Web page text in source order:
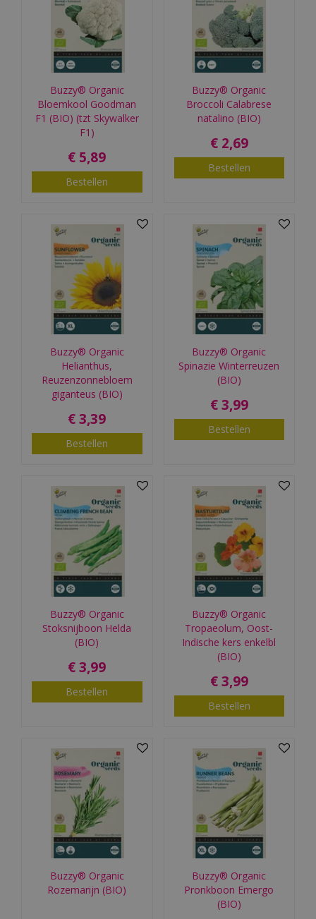
Buzzy® Organic
Bloemkool Goodman
F1 (BIO) (tzt Skywalker
F1)
€ 5,89
Bestellen
Buzzy® Organic
Broccoli Calabrese
natalino (BIO)
€ 2,69
Bestellen
Buzzy® Organic
Helianthus,
Reuzenzonnebloem
giganteus (BIO)
€ 3,39
Bestellen
Buzzy® Organic
Spinazie Winterreuzen
(BIO)
€ 3,99
Bestellen
Buzzy® Organic
Stoksnijboon Helda
(BIO)
€ 3,99
Bestellen
Buzzy® Organic
Tropaeolum, Oost-
Indische kers enkelbl
(BIO)
€ 3,99
Bestellen
Buzzy® Organic
Rozemarijn (BIO)
Buzzy® Organic
Pronkboon Emergo
(BIO)